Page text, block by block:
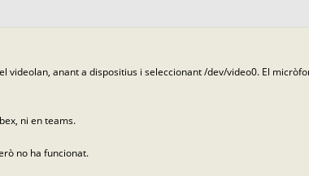
videolan, anant a dispositius i seleccionant /dev/video0. El
ni en teams.
no ha funcionat.